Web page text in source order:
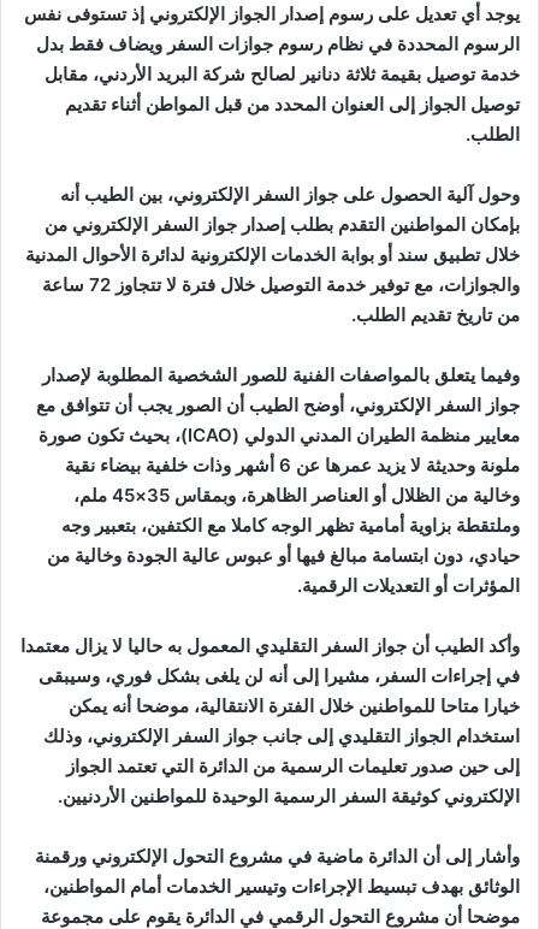
يوجد أي تعديل على رسوم إصدار الجواز الإلكتروني إذ تستوفى نفس
الرسوم المحددة في نظام رسوم جوازات السفر ويضاف فقط بدل
خدمة توصيل بقيمة ثلاثة دنانير لصالح شركة البريد الأردني، مقابل
توصيل الجواز إلى العنوان المحدد من قبل المواطن أثناء تقديم
الطلب.
وحول آلية الحصول على جواز السفر الإلكتروني، بين الطيب أنه
بإمكان المواطنين التقدم بطلب إصدار جواز السفر الإلكتروني من
خلال تطبيق سند أو بوابة الخدمات الإلكترونية لدائرة الأحوال المدنية
والجوازات، مع توفير خدمة التوصيل خلال فترة لا تتجاوز 72 ساعة
من تاريخ تقديم الطلب.
وفيما يتعلق بالمواصفات الفنية للصور الشخصية المطلوبة لإصدار
جواز السفر الإلكتروني، أوضح الطيب أن الصور يجب أن تتوافق مع
معايير منظمة الطيران المدني الدولي (ICAO)، بحيث تكون صورة
ملونة وحديثة لا يزيد عمرها عن 6 أشهر وذات خلفية بيضاء نقية
وخالية من الظلال أو العناصر الظاهرة، وبمقاس 35×45 ملم،
وملتقطة بزاوية أمامية تظهر الوجه كاملا مع الكتفين، بتعبير وجه
حيادي، دون ابتسامة مبالغ فيها أو عبوس عالية الجودة وخالية من
المؤثرات أو التعديلات الرقمية.
وأكد الطيب أن جواز السفر التقليدي المعمول به حاليا لا يزال معتمدا
في إجراءات السفر، مشيرا إلى أنه لن يلغى بشكل فوري، وسيبقى
خيارا متاحا للمواطنين خلال الفترة الانتقالية، موضحا أنه يمكن
استخدام الجواز التقليدي إلى جانب جواز السفر الإلكتروني، وذلك
إلى حين صدور تعليمات الرسمية من الدائرة التي تعتمد الجواز
الإلكتروني كوثيقة السفر الرسمية الوحيدة للمواطنين الأردنيين.
وأشار إلى أن الدائرة ماضية في مشروع التحول الإلكتروني ورقمنة
الوثائق بهدف تبسيط الإجراءات وتيسير الخدمات أمام المواطنين،
موضحا أن مشروع التحول الرقمي في الدائرة يقوم على مجموعة